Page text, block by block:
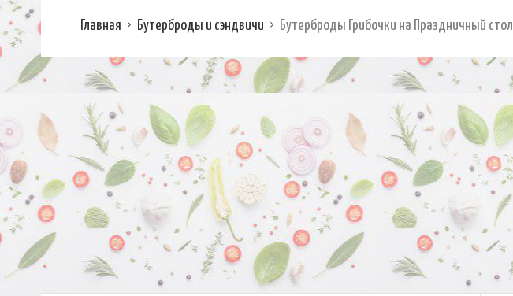
Главная Бутерброды и сэндвичи Бутерброды Грибочки на Праздничный стол